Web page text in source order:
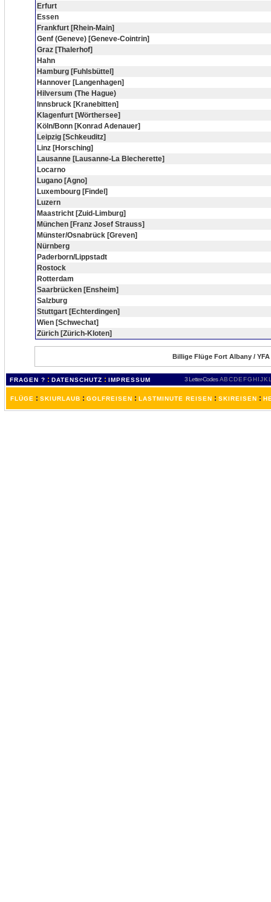
Erfurt
Essen
Frankfurt [Rhein-Main]
Genf (Geneve) [Geneve-Cointrin]
Graz [Thalerhof]
Hahn
Hamburg [Fuhlsbüttel]
Hannover [Langenhagen]
Hilversum (The Hague)
Innsbruck [Kranebitten]
Klagenfurt [Wörthersee]
Köln/Bonn [Konrad Adenauer]
Leipzig [Schkeuditz]
Linz [Horsching]
Lausanne [Lausanne-La Blecherette]
Locarno
Lugano [Agno]
Luxembourg [Findel]
Luzern
Maastricht [Zuid-Limburg]
München [Franz Josef Strauss]
Münster/Osnabrück [Greven]
Nürnberg
Paderborn/Lippstadt
Rostock
Rotterdam
Saarbrücken [Ensheim]
Salzburg
Stuttgart [Echterdingen]
Wien [Schwechat]
Zürich [Zürich-Kloten]
Billige Flüge Fort Albany /
FRAGEN ? : DATENSCHUTZ : IMPRESSUM 3 Letter-Codes ABCDEFGH IJKL
FLÜGE : SKIURLAUB : GOLFREISEN : LASTMINUTE REISEN : SKIREISEN :